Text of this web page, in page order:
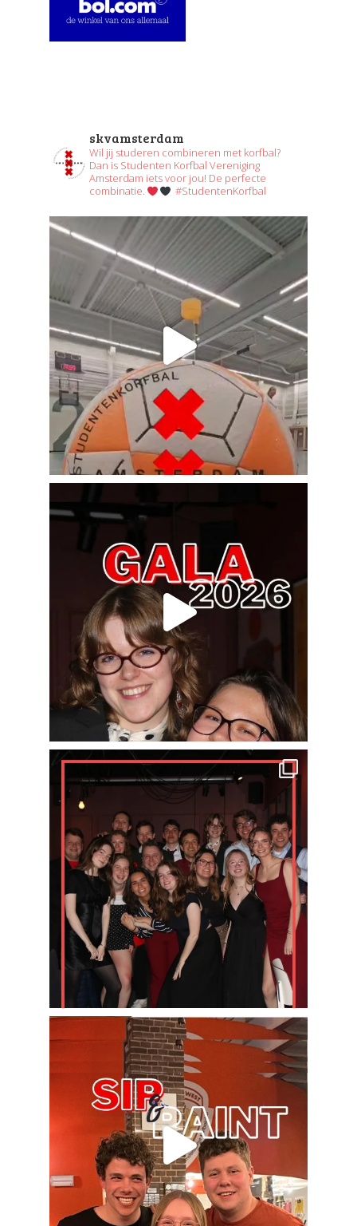
skvamsterdam
Wil jij studeren combineren met korfbal?
Dan is Studenten Korfbal Vereniging
Amsterdam iets voor jou! De perfecte
combinatie.
#StudentenKorfbal